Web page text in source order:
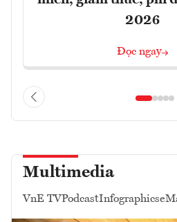
2026
Đọc ngay
Multimedia
VnE TVPodcastInfographics